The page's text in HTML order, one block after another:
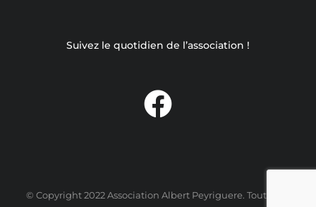
Suivez le quotidien de l’association !
© Copyright 2022 Association Albert Peyriguere. Tout droit